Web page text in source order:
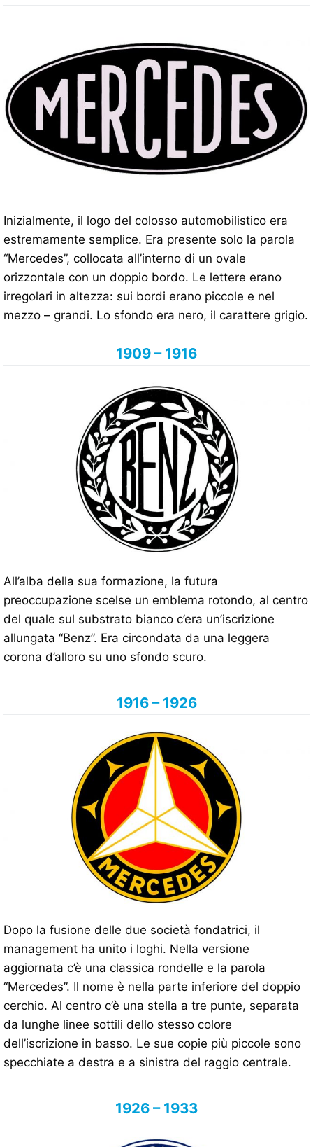
Inizialmente, il logo del colosso automobilistico era
estremamente semplice. Era presente solo la parola
“Mercedes”, collocata all’interno di un ovale
orizzontale con un doppio bordo. Le lettere erano
irregolari in altezza: sui bordi erano piccole e nel
mezzo – grandi. Lo sfondo era nero, il carattere grigio.
1909 – 1916
All’alba della sua formazione, la futura
preoccupazione scelse un emblema rotondo, al centro
del quale sul substrato bianco c’era un’iscrizione
allungata “Benz”. Era circondata da una leggera
corona d’alloro su uno sfondo scuro.
1916 – 1926
Dopo la fusione delle due società fondatrici, il
management ha unito i loghi. Nella versione
aggiornata c’è una classica rondelle e la parola
“Mercedes”. Il nome è nella parte inferiore del doppio
cerchio. Al centro c’è una stella a tre punte, separata
da lunghe linee sottili dello stesso colore
dell’iscrizione in basso. Le sue copie più piccole sono
specchiate a destra e a sinistra del raggio centrale.
1926 – 1933